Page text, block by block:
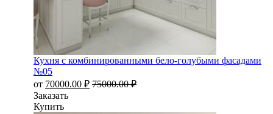
Кухня с комбинированными бело-голубыми фасадами
№05
от 70000.00 ₽ 75000.00₽
Заказать
Купить